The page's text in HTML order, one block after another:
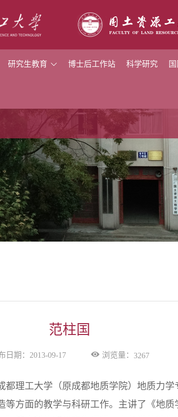
研究生教育 博士后工作站 科学研究
范柱国
日期：2013-09-17 浏览量： 3267
都理工大学（原成都地质学院）地质力学
方面的教学与科研工作。主讲了《地